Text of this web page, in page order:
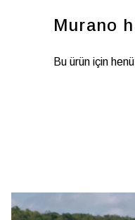
Murano
Bu ürün için